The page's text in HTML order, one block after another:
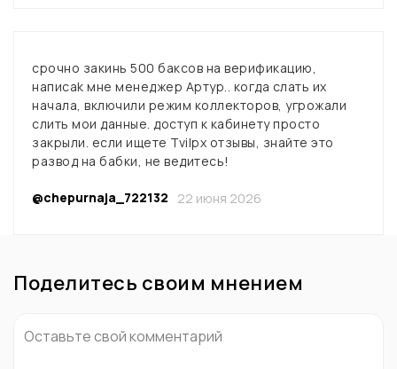
срочно закинь 500 баксов на верификацию,
написаk мне менеджер Артур.. когда слать их
начала, включили режим коллекторов, угрожали
слить мои данные. доступ к кабинету просто
закрыли. если ищете Tvilpx отзывы, знайте это
развод на бабки, не ведитесь!
@chepurnaja_722132 22 июня 2026
Поделитесь своим мнением